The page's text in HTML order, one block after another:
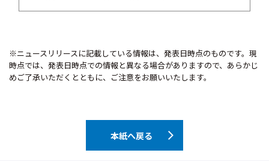
※ニュースリリースに記載している情報は、発表日時点のものです。現
時点では、発表日時点での情報と異なる場合がありますので、あらかじ
めご了承いただくとともに、ご注意をお願いいたします。
本紙へ戻る